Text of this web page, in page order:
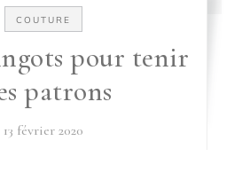
COUTURE
pour tenir
patrons
13 février 2020